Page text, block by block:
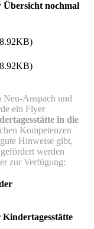
Übersicht nochmal
Neu-Anspach und
ein Flyer
in die
Kompetenzen
Hinweise gibt,
werden
zur Verfügung:
Kindertagesstätte